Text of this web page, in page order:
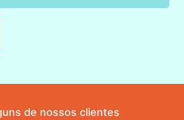
de nossos clientes